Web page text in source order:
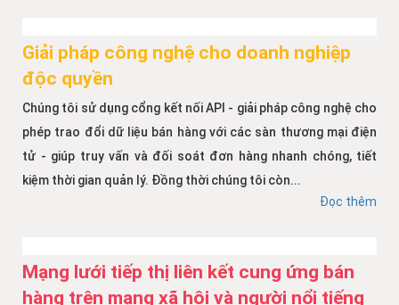
Giải pháp công nghệ cho doanh nghiệp
độc quyền
Chúng tôi sử dụng cổng kết nối API - giải pháp công nghệ cho
phép trao đổi dữ liệu bán hàng với các sàn thương mại điện
tử - giúp truy vấn và đối soát đơn hàng nhanh chóng, tiết
kiệm thời gian quản lý. Đồng thời chúng tôi còn...
Đọc thêm
Mạng lưới tiếp thị liên kết cung ứng bán
hàng trên mạng xã hội và người nổi tiếng